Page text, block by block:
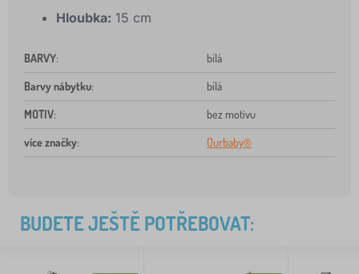
Hloubka: 15 cm
BARVY: bílá
Barvy nábytku: bílá
MOTIV: bez motivu
více značky: Ourbaby®
BUDETE JEŠTĚ POTŘEBOVAT: